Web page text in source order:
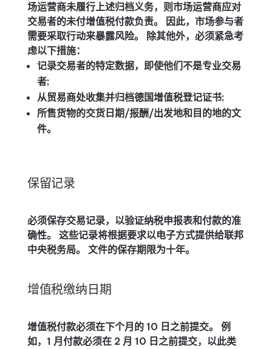
场运营商未履行上述归档义务，则市场运营商应对
交易者的未付增值税付款负责。 因此，市场参与者
需要采取行动来暴露风险。 除其他外，必须紧急考
虑以下措施：
记录交易者的特定数据，即使他们不是专业交易
者;
从贸易商处收集并归档德国增值税登记证书;
所售货物的交货日期/报酬/出发地和目的地的文
件。
保留记录
必须保存交易记录，以验证纳税申报表和付款的准
确性。 这些记录将根据要求以电子方式提供给联邦
中央税务局。 文件的保存期限为十年。
增值税缴纳日期
增值税付款必须在下个月的 10 日之前提交。 例
如，1 月付款必须在 2 月 10 日之前提交，以此类